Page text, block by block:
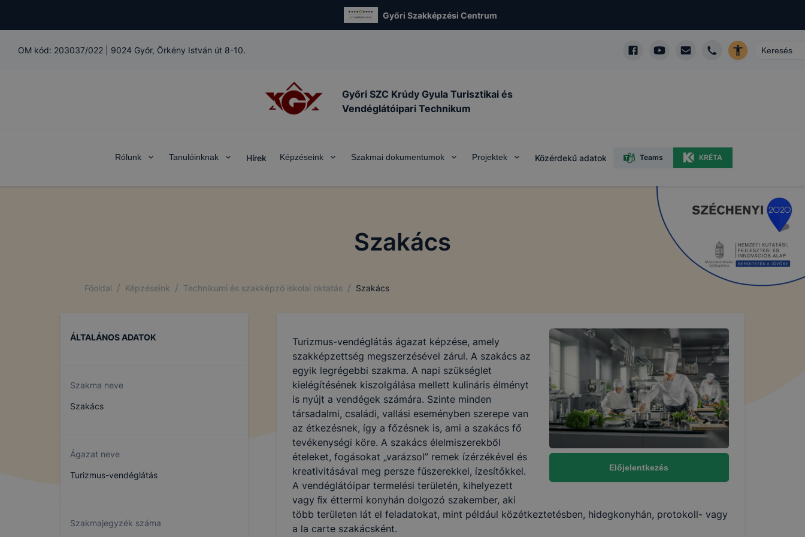
Győri Szakképzési Centrum
OM kód: 203037/022 9024 Győr, Örkény István út 8-10.
Győri SZC Krúdy Gyula Turisztikai és
Vendéglátóipari Technikum
Rólunk Tanulóinknak Hírek Képzéseink Szakmai dokumentumok Projektek Közérdekű adatok Teams KRÉTA
Szakács
Főoldal / Képzéseink / Technikumi és szakképző iskolai oktatás / Szakács
ÁLTALÁNOS ADATOK
Szakma neve
Szakács
Ágazat neve
Turizmus-vendéglátás
Szakmajegyzék száma
Előjelentkezés
Turizmus-vendéglátás ágazat képzése, amely
szakképzettség megszerzésével zárul. A szakács az
egyik legrégebbi szakma. A napi szükséglet
kielégítésének kiszolgálása mellett kulináris élményt
is nyújt a vendégek számára. Szinte minden
társadalmi, családi, vallási eseményben szerepe van
az étkezésnek, így a főzésnek is, ami a szakács fő
tevékenységi köre. A szakács élelmiszerekből
ételeket, fogásokat „varázsol” remek ízérzékével és
kreativitásával meg persze fűszerekkel, ízesítőkkel.
A vendéglátóipar termelési területén, kihelyezett
vagy ﬁx éttermi konyhán dolgozó szakember, aki
több területen lát el feladatokat, mint például közétkeztetésben, hidegkonyhán, protokoll- vagy
a la carte szakácsként.